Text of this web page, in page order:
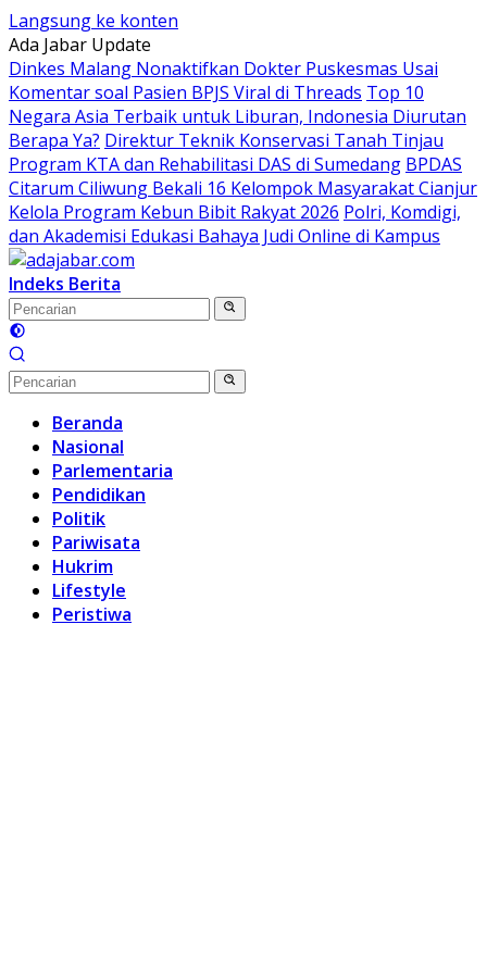
Langsung ke konten
Ada Jabar Update
Dinkes Malang Nonaktifkan Dokter Puskesmas Usai
Komentar soal Pasien BPJS Viral di Threads Top 10
Negara Asia Terbaik untuk Liburan, Indonesia Diurutan
Berapa Ya? Direktur Teknik Konservasi Tanah Tinjau
Program KTA dan Rehabilitasi DAS di Sumedang BPDAS
Citarum Ciliwung Bekali 16 Kelompok Masyarakat Cianjur
Kelola Program Kebun Bibit Rakyat 2026 Polri, Komdigi,
dan Akademisi Edukasi Bahaya Judi Online di Kampus
Indeks Berita
Beranda
Nasional
Parlementaria
Pendidikan
Politik
Pariwisata
Hukrim
Lifestyle
Peristiwa